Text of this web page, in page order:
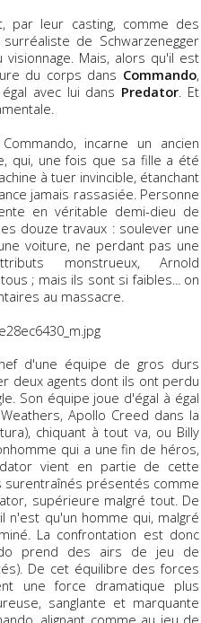
par leur casting, comme des
de Schwarzenegger
Mais, alors qu'il est
du corps dans Commando,
avec lui dans Predator. Et
incarne un ancien
qui, une fois que sa fille a été
à tuer invincible, étanchant
jamais rassasiée. Personne
en véritable demi-dieu de
douze travaux : soulever une
voiture, ne perdant pas une
monstrueux, Arnold
; mais ils sont si faibles... on
au massacre.
d'une équipe de gros durs
deux agents dont ils ont perdu
Son équipe joue d'égal à égal
Apollo Creed dans la
chiquant à tout va, ou Billy
qui a une fin de héros,
vient en partie de cette
présentés comme
supérieure malgré tout. De
n'est qu'un homme qui, malgré
La confrontation est donc
prend des airs de jeu de
De cet équilibre des forces
une force dramatique plus
sanglante et marquante